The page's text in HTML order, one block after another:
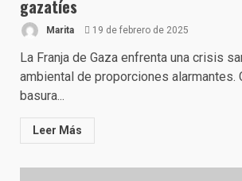
gazatíes
Marita 19 de febrero de 2025
La Franja de Gaza enfrenta una crisis
ambiental de proporciones alarmantes.
basura...
Leer Más